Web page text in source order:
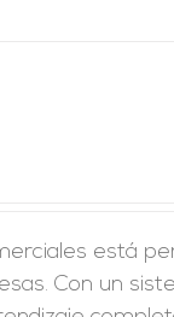
está
Con un